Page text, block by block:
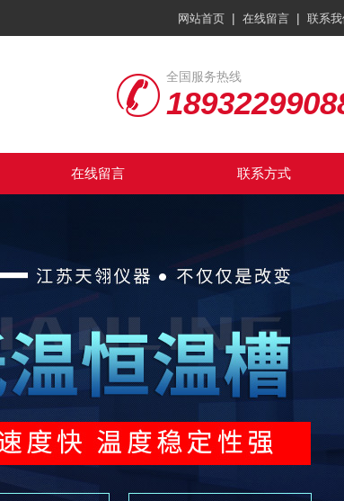
网站首页 | 在线留言 | 联系
全国服务热线
在线留言 联系方式